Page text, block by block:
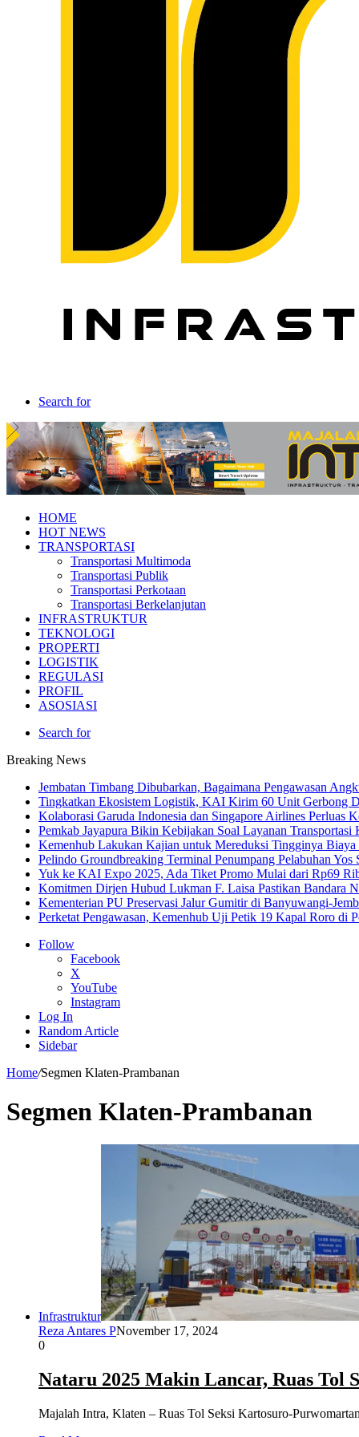
Search for
HOME
HOT NEWS
TRANSPORTASI
Transportasi Multimoda
Transportasi Publik
Transportasi Perkotaan
Transportasi Berkelanjutan
INFRASTRUKTUR
TEKNOLOGI
PROPERTI
LOGISTIK
REGULASI
PROFIL
ASOSIASI
Search for
Breaking News
Jembatan Timbang Dibubarkan, Bagaimana Pengawasan
Tingkatkan Ekosistem Logistik, KAI Kirim 60 Unit Gerbong
Kolaborasi Garuda Indonesia dan Singapore Airlines Perluas
Pemkab Jayapura Bikin Kebijakan Soal Layanan
Kemenhub Lakukan Kajian untuk Mereduksi Tingginya Biaya
Pelindo Groundbreaking Terminal Penumpang Pelabuhan Yos
Yuk ke KAI Expo 2025, Ada Tiket Promo Mulai dari Rp69
Komitmen Dirjen Hubud Lukman F. Laisa Pastikan Bandara
Kementerian PU Preservasi Jalur Gumitir di Banyuwangi-
Perketat Pengawasan, Kemenhub Uji Petik 19 Kapal Roro di
Follow
Facebook
X
YouTube
Instagram
Log In
Random Article
Sidebar
Home/Segmen Klaten-Prambanan
Segmen Klaten-Prambanan
Infrastruktur
Reza Antares PNovember 17, 2024
0
Nataru 2025 Makin Lancar, Ruas Tol
Majalah Intra, Klaten – Ruas Tol Seksi Kartosuro-